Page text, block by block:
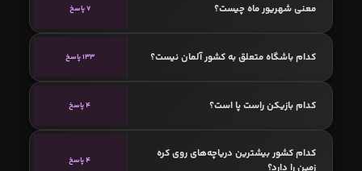
معنی شهریور ماه چیست؟ 7 پاسخ
کدام باشگاه متعلق به کشور آلمان نیست؟ 133 پاسخ
کدام بازیکن راست پا است؟ 4 پاسخ
کدام کشور بیشترین دریاچه‌های روی کره
زمین را دارد؟
4 پاسخ